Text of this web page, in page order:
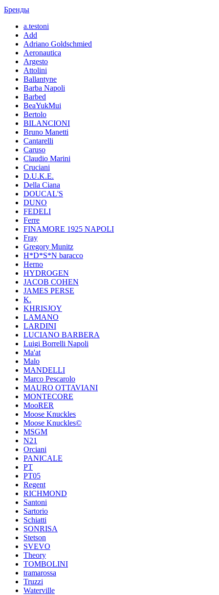
Бренды
a.testoni
Add
Adriano Goldschmied
Aeronautica
Argesto
Attolini
Ballantyne
Barba Napoli
Barbed
BeaYukMui
Bertolo
BILANCIONI
Bruno Manetti
Cantarelli
Caruso
Claudio Marini
Cruciani
D.U.K.E.
Della Ciana
DOUCAL'S
DUNO
FEDELI
Ferre
FINAMORE 1925 NAPOLI
Fray
Gregory Munitz
H*D*S*N baracco
Herno
HYDROGEN
JACOB COHEN
JAMES PERSE
K.
KHRISJOY
LAMANO
LARDINI
LUCIANO BARBERA
Luigi Borrelli Napoli
Ma'at
Malo
MANDELLI
Marco Pescarolo
MAURO OTTAVIANI
MONTECORE
MooRER
Moose Knuckles
Moose Knuckles©️
MSGM
N21
Orciani
PANICALE
PT
PT05
Regent
RICHMOND
Santoni
Sartorio
Schiatti
SONRISA
Stetson
SVEVO
Theory
TOMBOLINI
tramarossa
Truzzi
Waterville